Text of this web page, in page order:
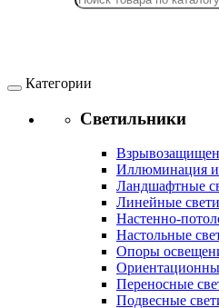
Категории
Светильники
Иллюминация и
Ландшафтные
Линейные
Настенно-
Настольные
Опоры
Переносные
Подвесные